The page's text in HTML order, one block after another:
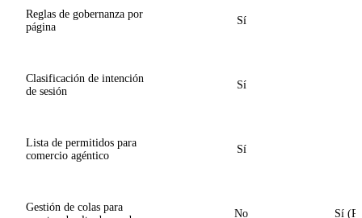
Reglas de gobernanza por
página
Sí
Clasificación de intención
de sesión
Sí
Lista de permitidos para
comercio agéntico
Sí
Gestión de colas para
No Sí